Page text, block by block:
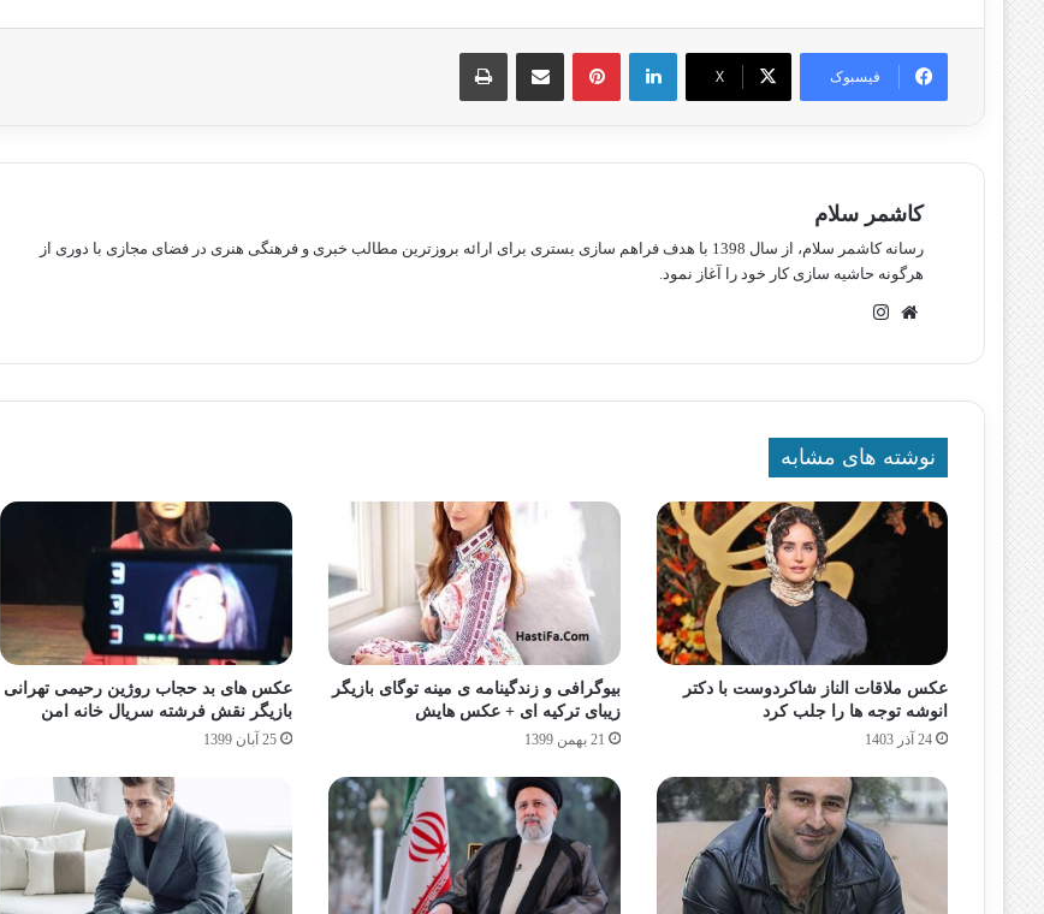
فیسبوک X
لینکدین پینترستاشتراک گذاری از طریق ایمیل چاپ
کاشمر سلام
رسانه کاشمر سلام، از سال 1398 با هدف فراهم سازی بستری برای ارائه بروزترین مطالب خبری و فرهنگی هنری در فضای مجازی با دوری از
هرگونه حاشیه سازی کار خود را آغاز نمود.
وبسایت
نوشته های مشابه
عکس ملاقات الناز شاکردوست با دکتر
انوشه توجه ها را جلب کرد
24 آذر 1403
بیوگرافی و زندگینامه ی مینه توگای بازیگر
زیبای ترکیه ای + عکس هایش
21 بهمن 1399
عکس های بد حجاب روژین رحیمی تهرانی
بازیگر نقش فرشته سریال خانه امن
25 آبان 1399